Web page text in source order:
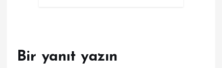
Bir yanıt yazın